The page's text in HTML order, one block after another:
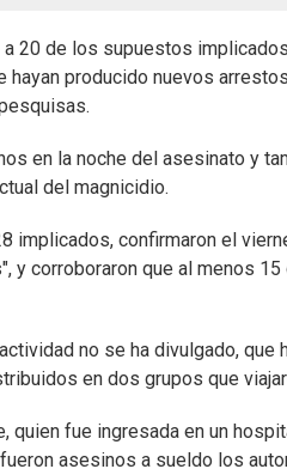
20 de los supuestos
producido nuevos
en la noche del asesinato y
del magnicidio.
implicados, confirmaron el
y corroboraron que al menos
no se ha divulgado, que
en dos grupos que
quien fue ingresada en un
asesinos a sueldo los